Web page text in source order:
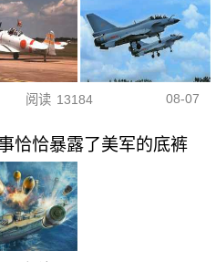
阅读 13184 08-07
恰恰暴露了美军的底裤